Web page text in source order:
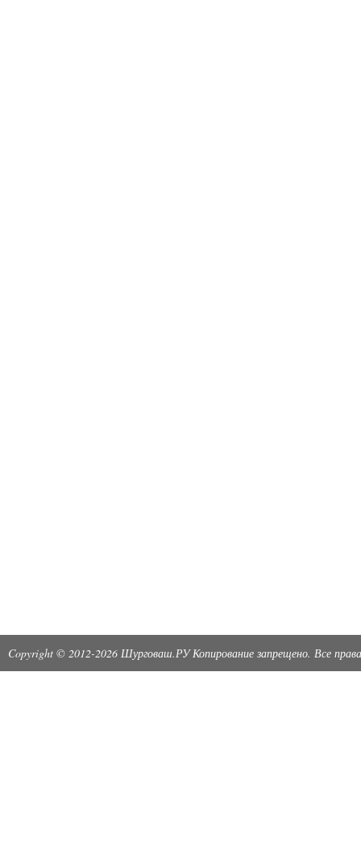
Copyright © 2012-2026 Шурговаш.РУ Копирование запрещено. Все